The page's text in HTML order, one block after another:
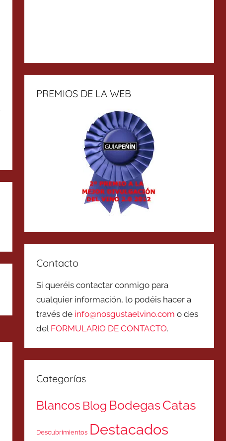
PREMIOS DE LA WEB
Contacto
Si queréis contactar conmigo para
cualquier información, lo podéis hacer a
través de info@nosgustaelvino.com o des
del FORMULARIO DE CONTACTO.
Categorías
Blancos Blog BodegasCatas
Descubrimientos Destacados